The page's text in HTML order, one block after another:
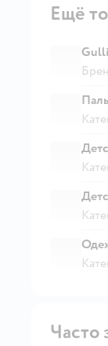
Ещё
Часто